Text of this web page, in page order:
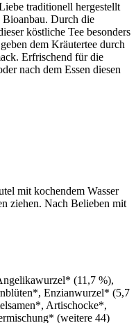
traditionell hergestellt
Bioanbau. Durch die
köstliche Tee besonders
dem Kräutertee durch
Erfrischend für die
nach dem Essen diesen
mit kochendem Wasser
ziehen. Nach Belieben mit
(11,7 %),
Enzianwurzel* (5,7
Artischocke*,
(weitere 44)